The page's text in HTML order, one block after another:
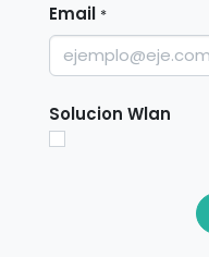
Email *
Solucion Wlan